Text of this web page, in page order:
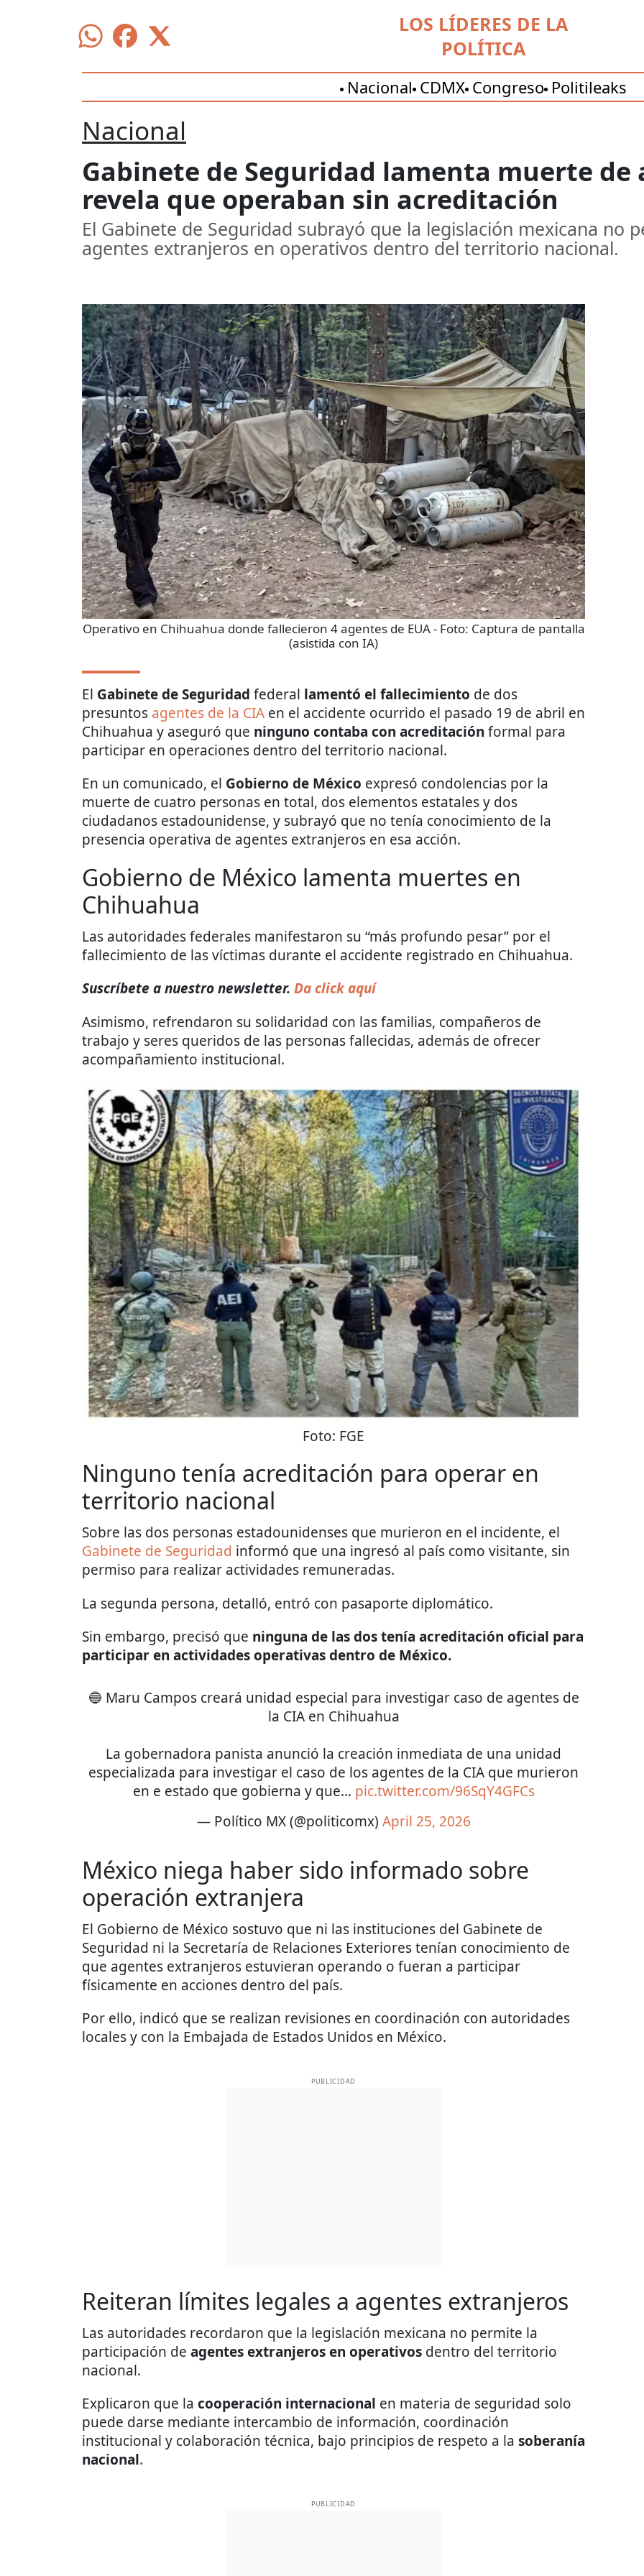
LOS LÍDERES DE LA
POLÍTICA
Nacional CDMX Congreso Politileaks
Nacional
Gabinete de Seguridad lamenta muerte de
revela que operaban sin acreditación
El Gabinete de Seguridad subrayó que la legislación mexicana no
agentes extranjeros en operativos dentro del territorio nacional.
Operativo en Chihuahua donde fallecieron 4 agentes de EUA- Foto: Captura de pantalla
(asistida con IA)
El Gabinete de Seguridad federal lamentó el fallecimiento de dos
presuntos agentes de la CIA en el accidente ocurrido el pasado 19 de abril en
Chihuahua y aseguró que ninguno contaba con acreditación formal para
participar en operaciones dentro del territorio nacional.
En un comunicado, el Gobierno de México expresó condolencias por la
muerte de cuatro personas en total, dos elementos estatales y dos
ciudadanos estadounidense, y subrayó que no tenía conocimiento de la
presencia operativa de agentes extranjeros en esa acción.
Gobierno de México lamenta muertes en
Chihuahua
Las autoridades federales manifestaron su “más profundo pesar” por el
fallecimiento de las víctimas durante el accidente registrado en Chihuahua.
Suscríbete a nuestro newsletter. Da click aquí
Asimismo, refrendaron su solidaridad con las familias, compañeros de
trabajo y seres queridos de las personas fallecidas, además de ofrecer
acompañamiento institucional.
Foto: FGE
Ninguno tenía acreditación para operar en
territorio nacional
Sobre las dos personas estadounidenses que murieron en el incidente, el
Gabinete de Seguridad informó que una ingresó al país como visitante, sin
permiso para realizar actividades remuneradas.
La segunda persona, detalló, entró con pasaporte diplomático.
Sin embargo, precisó que ninguna de las dos tenía acreditación oficial para
participar en actividades operativas dentro de México.
🔵 Maru Campos creará unidad especial para investigar caso de agentes de
la CIA en Chihuahua
La gobernadora panista anunció la creación inmediata de una unidad
especializada para investigar el caso de los agentes de la CIA que murieron
en e estado que gobierna y que… pic.twitter.com/96SqY4GFCs
— Político MX (@politicomx) April 25, 2026
México niega haber sido informado sobre
operación extranjera
El Gobierno de México sostuvo que ni las instituciones del Gabinete de
Seguridad ni la Secretaría de Relaciones Exteriores tenían conocimiento de
que agentes extranjeros estuvieran operando o fueran a participar
físicamente en acciones dentro del país.
Por ello, indicó que se realizan revisiones en coordinación con autoridades
locales y con la Embajada de Estados Unidos en México.
PUBLICIDAD
Reiteran límites legales a agentes extranjeros
Las autoridades recordaron que la legislación mexicana no permite la
participación de agentes extranjeros en operativos dentro del territorio
nacional.
Explicaron que la cooperación internacional en materia de seguridad solo
puede darse mediante intercambio de información, coordinación
institucional y colaboración técnica, bajo principios de respeto a la soberanía
nacional.
PUBLICIDAD